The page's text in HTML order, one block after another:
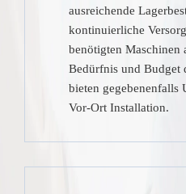
ausreichende
kontinuierliche
benötigten Maschinen
Bedürfnis und Budget
bieten gegebenenfalls
Vor-Ort Installation.